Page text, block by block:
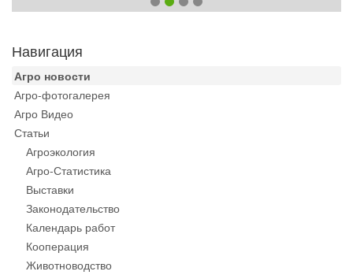
Навигация
Агро новости
Агро-фотогалерея
Агро Видео
Статьи
Агроэкология
Агро-Статистика
Выставки
Законодательство
Календарь работ
Кооперация
Животноводство